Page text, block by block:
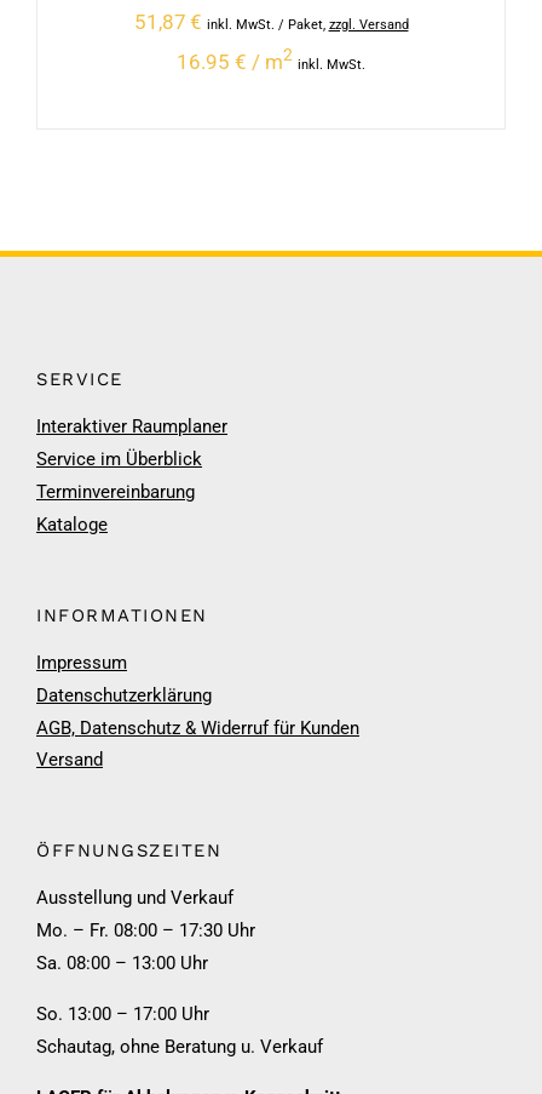
51,87 € inkl. MwSt. / Paket, zzgl. Versand
16.95 € / m2
inkl. MwSt.
SERVICE
Interaktiver Raumplaner
Service im Überblick
Terminvereinbarung
Kataloge
INFORMATIONEN
Impressum
Datenschutzerklärung
AGB, Datenschutz & Widerruf für Kunden
Versand
ÖFFNUNGSZEITEN
Ausstellung und Verkauf
Mo. – Fr. 08:00 – 17:30 Uhr
Sa. 08:00 – 13:00 Uhr
So. 13:00 – 17:00 Uhr
Schautag, ohne Beratung u. Verkauf